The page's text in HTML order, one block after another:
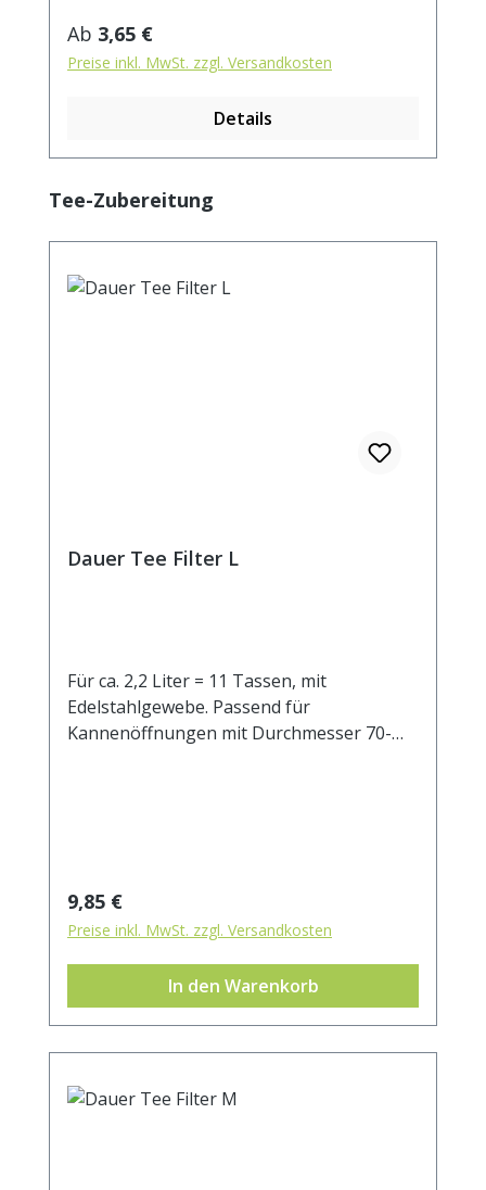
Regulärer Preis:
Ab 3,65 €
Preise inkl. MwSt. zzgl. Versandkosten
Details
Produktgalerie überspringen
Tee-Zubereitung
Dauer Tee Filter L
Für ca. 2,2 Liter = 11 Tassen, mit
Edelstahlgewebe. Passend für
Kannenöffnungen mit Durchmesser 70-
Regulärer Preis:
9,85 €
Preise inkl. MwSt. zzgl. Versandkosten
In den Warenkorb